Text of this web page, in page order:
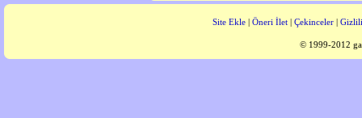
Site Ekle| Öneri İlet| Çekinceler|
© 1999-2012